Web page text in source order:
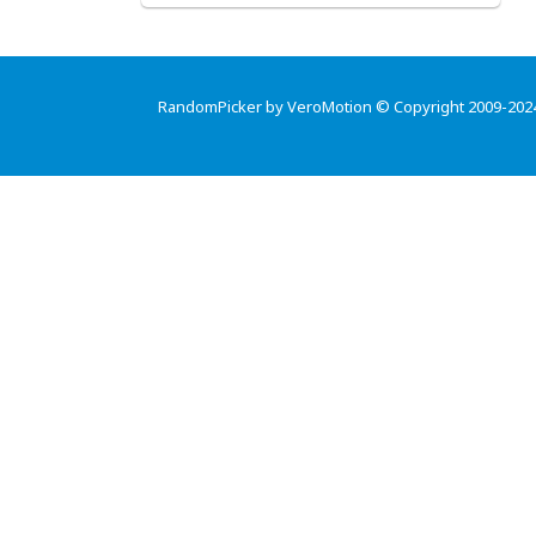
RandomPicker by VeroMotion © Copyright 2009-